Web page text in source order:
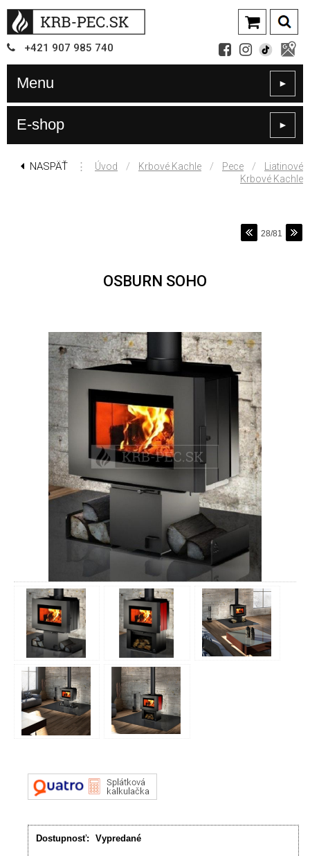
+421 907 985 740
Menu ►
E-shop ►
NASPÄŤ ⋮ Úvod / Krbové Kachle / Pece /
Liatinové
Krbové Kachle
28/81
OSBURN SOHO
Dostupnosť: Vypredané